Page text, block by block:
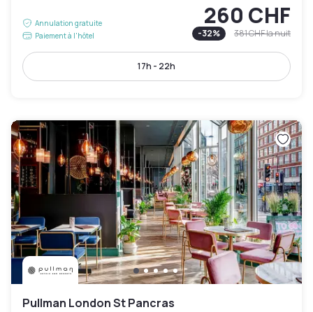
Annulation gratuite
Paiement à l'hôtel
260 CHF
-32% 381 CHFla nuit
17h - 22h
Pullman London St Pancras